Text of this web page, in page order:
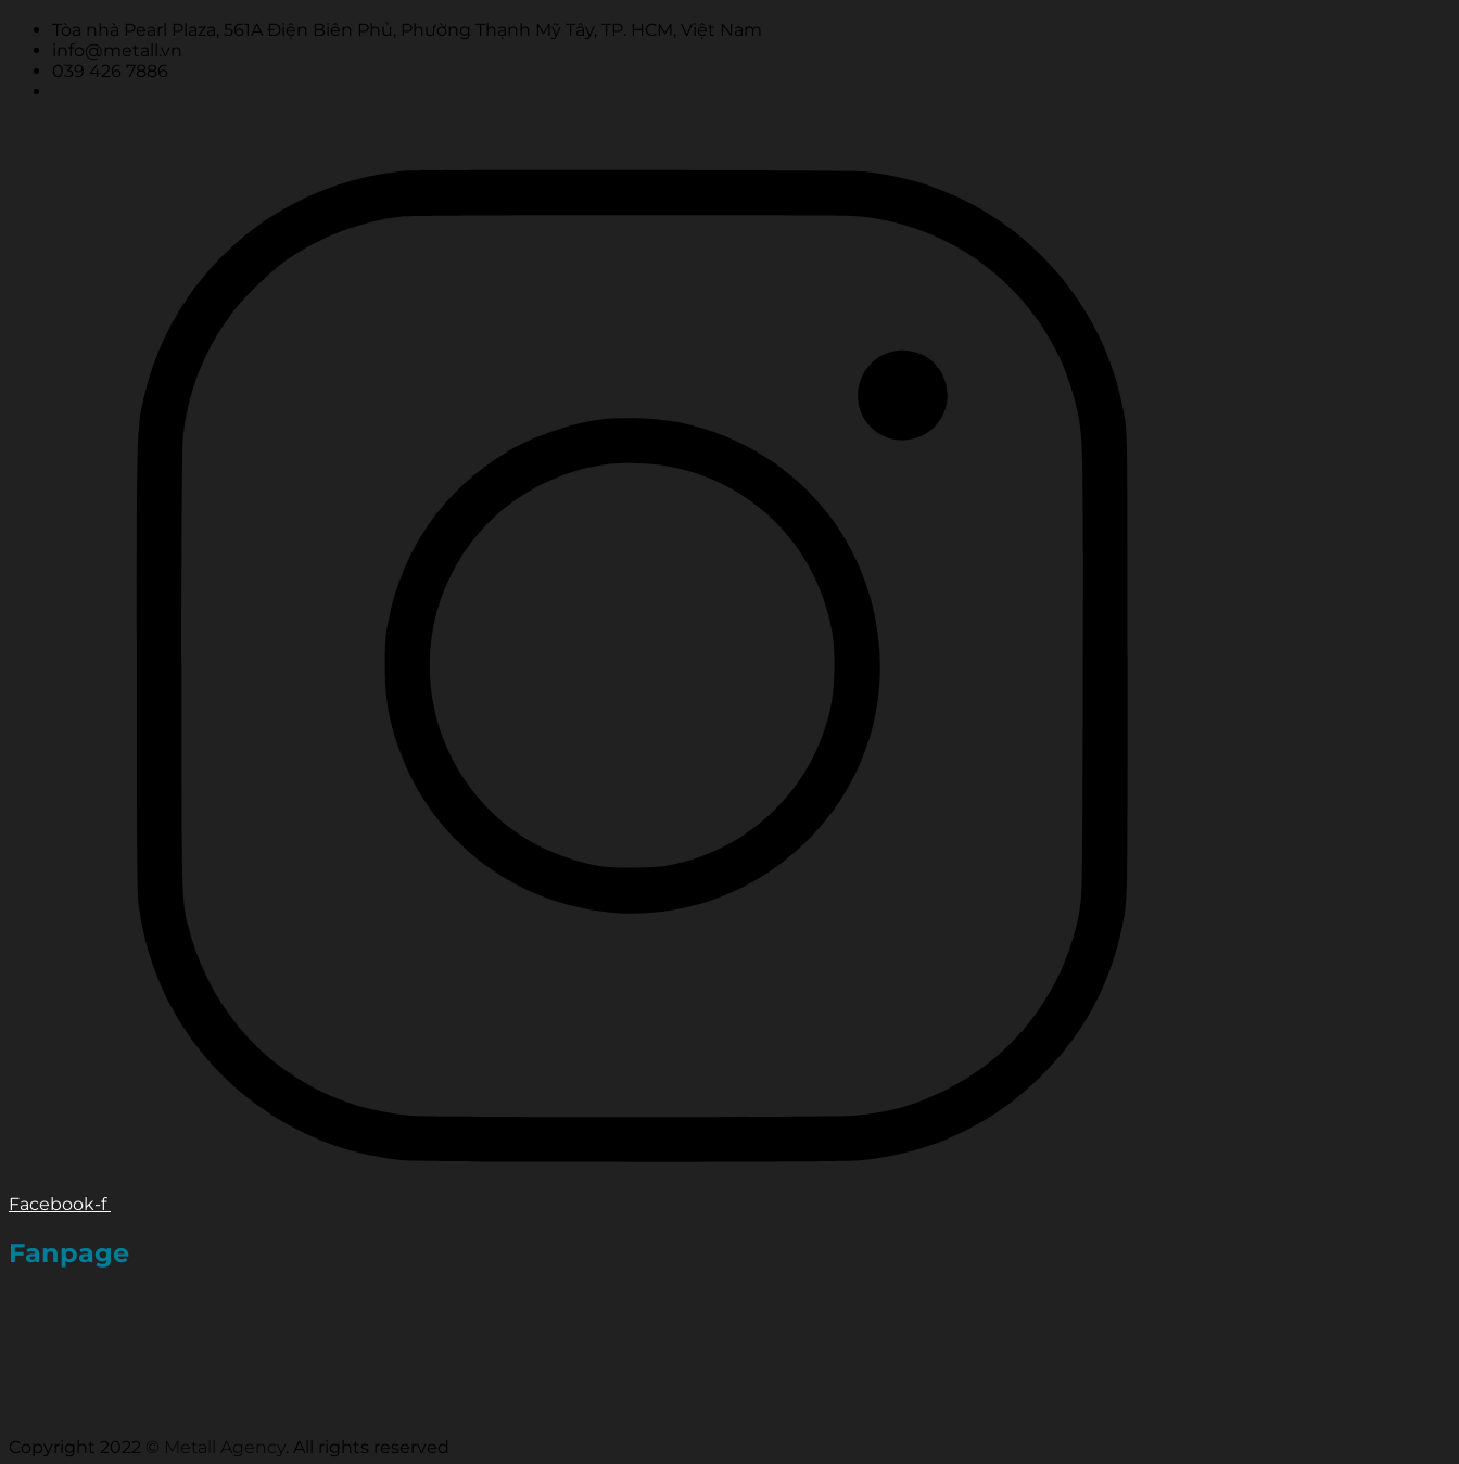
Tòa nhà Pearl Plaza, 561A Điện Biên Phủ, Phường Thạnh Mỹ Tây, TP. HCM, Việt Nam
info@metall.vn
039 426 7886
Facebook-f
Fanpage
Copyright 2022 © Metall Agency. All rights reserved